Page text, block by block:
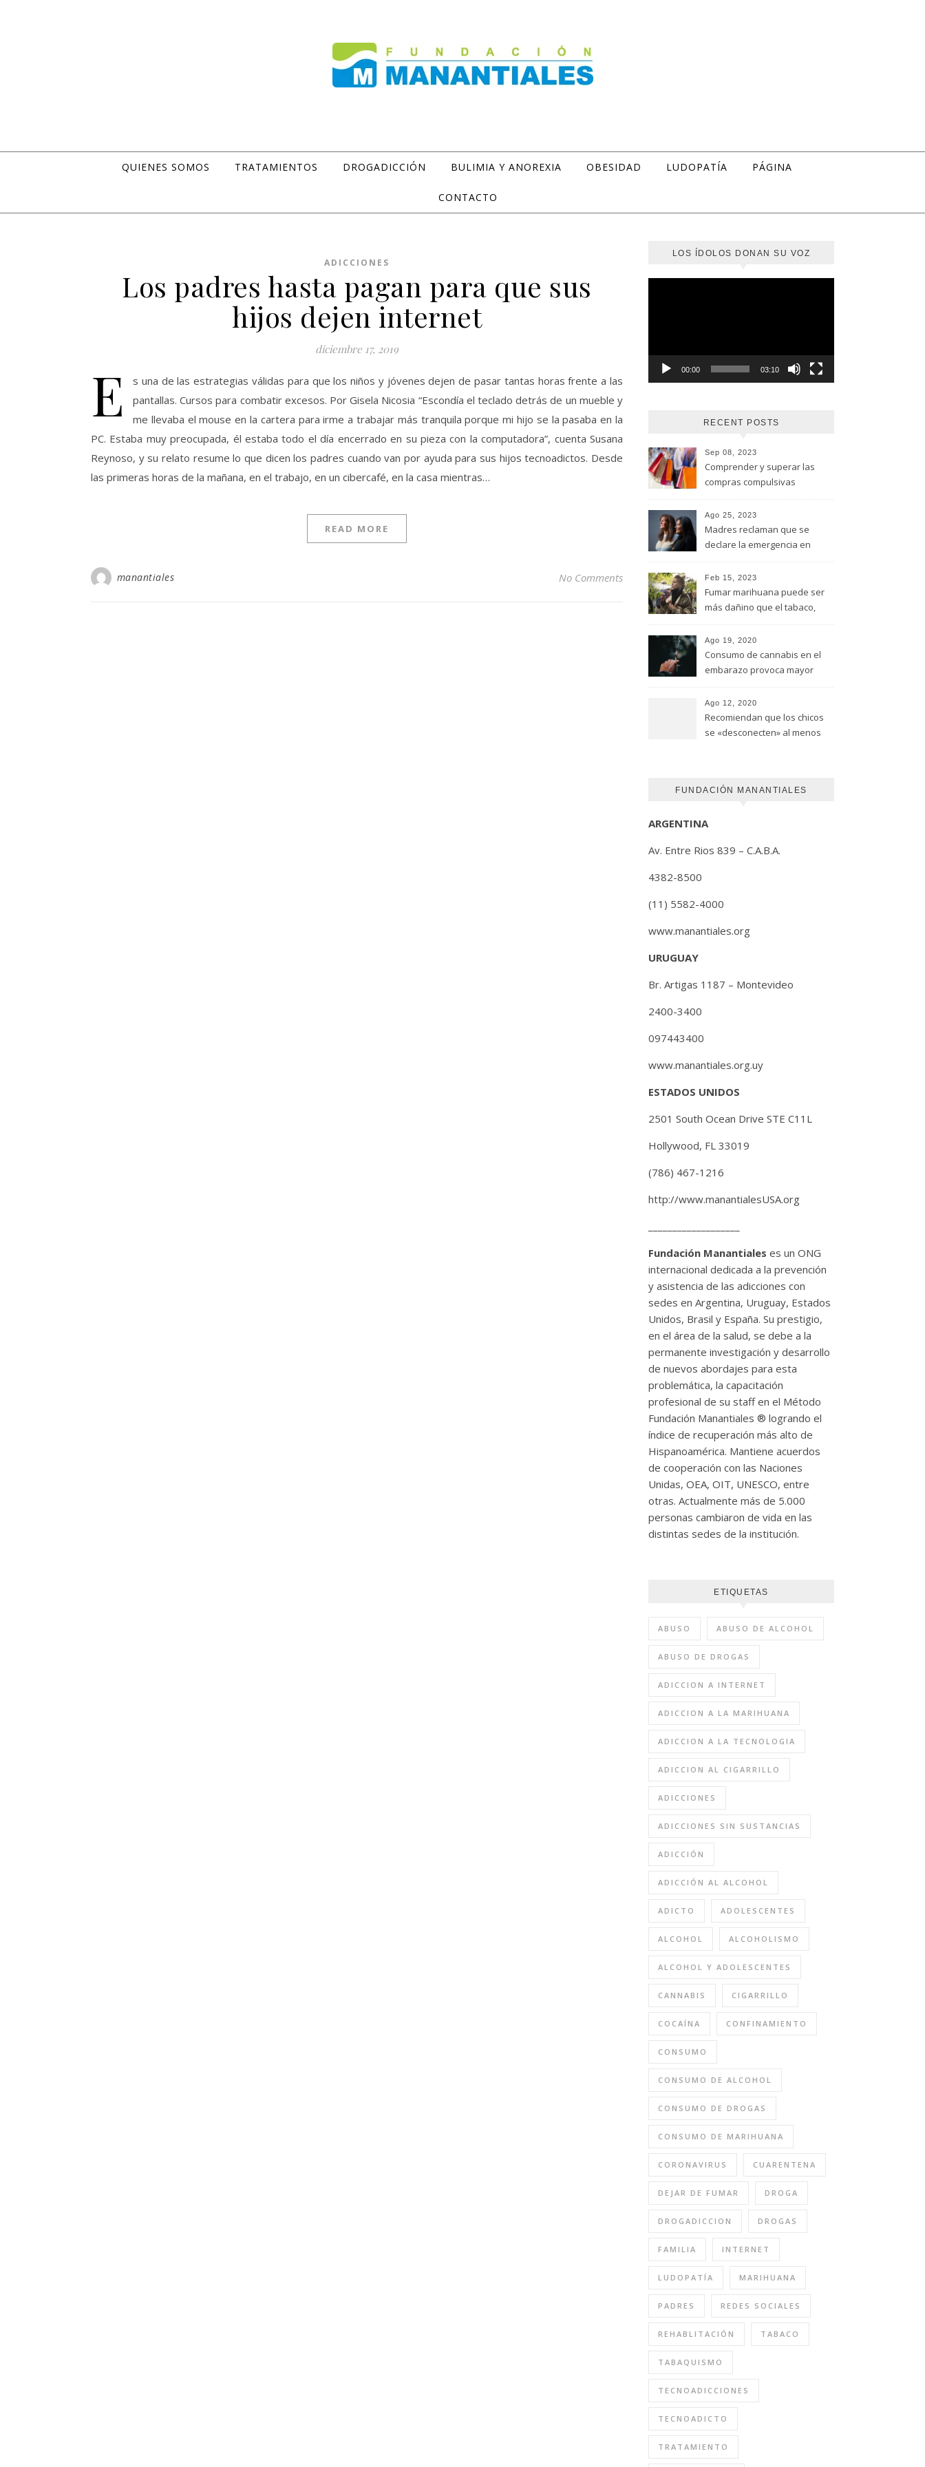
QUIENES SOMOS TRATAMIENTOS DROGADICCIÓN BULIMIA Y ANOREXIA OBESIDAD LUDOPATÍA PÁGINA
CONTACTO
ADICCIONES
Los padres hasta pagan para que sus
hijos dejen internet
diciembre 17, 2019
E
s una de las estrategias válidas para que los niños y jóvenes dejen de pasar tantas horas frente a las
pantallas. Cursos para combatir excesos. Por Gisela Nicosia “Escondía el teclado detrás de un mueble y
me llevaba el mouse en la cartera para irme a trabajar más tranquila porque mi hijo se la pasaba en la
PC. Estaba muy preocupada, él estaba todo el día encerrado en su pieza con la computadora”, cuenta Susana
Reynoso, y su relato resume lo que dicen los padres cuando van por ayuda para sus hijos tecnoadictos. Desde
las primeras horas de la mañana, en el trabajo, en un cibercafé, en la casa mientras…
READ MORE
manantiales No Comments
LOS ÍDOLOS DONAN SU VOZ
00:00 03:10
RECENT POSTS
Sep 08, 2023
Comprender y superar las
compras compulsivas
Ago 25, 2023
Madres reclaman que se
declare la emergencia en
Feb 15, 2023
Fumar marihuana puede ser
más dañino que el tabaco,
Universidad de Ottawa
Ago 19, 2020
Consumo de cannabis en el
embarazo provoca mayor
(FUNDACION MANANTIALES)
Ago 12, 2020
Recomiendan que los chicos
se «desconecten» al menos
FUNDACIÓN MANANTIALES
ARGENTINA
Av. Entre Rios 839 – C.A.B.A.
4382-8500
(11) 5582-4000
www.manantiales.org
URUGUAY
Br. Artigas 1187 – Montevideo
2400-3400
097443400
www.manantiales.org.uy
ESTADOS UNIDOS
2501 South Ocean Drive STE C11L
Hollywood, FL 33019
(786) 467-1216
http://www.manantialesUSA.org
Fundación Manantiales es un ONG
internacional dedicada a la prevención
y asistencia de las adicciones con
sedes en Argentina, Uruguay, Estados
Unidos, Brasil y España. Su prestigio,
en el área de la salud, se debe a la
permanente investigación y desarrollo
de nuevos abordajes para esta
problemática, la capacitación
profesional de su staff en el Método
Fundación Manantiales ® logrando el
índice de recuperación más alto de
Hispanoamérica. Mantiene acuerdos
de cooperación con las Naciones
Unidas, OEA, OIT, UNESCO, entre
otras. Actualmente más de 5.000
personas cambiaron de vida en las
distintas sedes de la institución.
ETIQUETAS
ABUSO ABUSO DE ALCOHOL
ABUSO DE DROGAS
ADICCION A INTERNET
ADICCION A LA MARIHUANA
ADICCION A LA TECNOLOGIA
ADICCION AL CIGARRILLO
ADICCIONES
ADICCIONES SIN SUSTANCIAS
ADICCIÓN
ADICCIÓN AL ALCOHOL
ADICTO ADOLESCENTES
ALCOHOL ALCOHOLISMO
ALCOHOL Y ADOLESCENTES
CANNABIS CIGARRILLO
COCAÍNA CONFINAMIENTO
CONSUMO
CONSUMO DE ALCOHOL
CONSUMO DE DROGAS
CONSUMO DE MARIHUANA
CORONAVIRUS CUARENTENA
DEJAR DE FUMAR DROGA
DROGADICCION DROGAS
FAMILIA INTERNET
LUDOPATÍA MARIHUANA
PADRES REDES SOCIALES
REHABLITACIÓN TABACO
TABAQUISMO
TECNOADICCIONES
TECNOADICTO
TRATAMIENTO